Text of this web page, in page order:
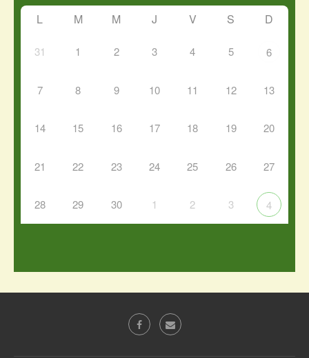
L M M J V S D
31 1 2 3 4 5 6
7 8 9 10 11 12 13
14 15 16 17 18 19 20
21 22 23 24 25 26 27
28 29 30 1 2 3 4